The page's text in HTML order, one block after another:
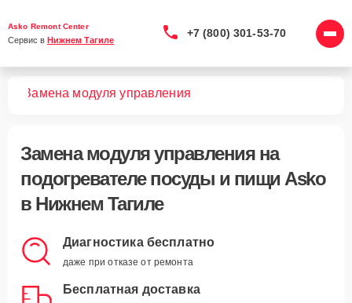
Asko Remont Center
Сервис в Нижнем Тагиле
+7 (800) 301-53-70
Замена модуля управления
Замена модуля управленияна
подогревателе посуды и пищи Asko
в Нижнем Тагиле
Диагностика бесплатно
даже при отказе от ремонта
Бесплатная доставка